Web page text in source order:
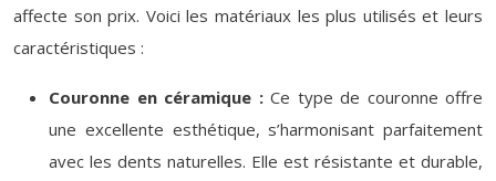
affecte son prix. Voici les matériaux les plus utilisés et leurs
caractéristiques :
Couronne en céramique : Ce type de couronne offre
une excellente esthétique, s’harmonisant parfaitement
avec les dents naturelles. Elle est résistante et durable,